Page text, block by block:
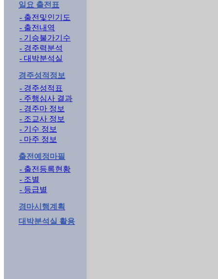
일요 출전표
- 출전및인기도
- 출전내역
- 기승불가기수
- 경주력분석
- 대박분석실
경주성적정보
- 경주성적표
- 주행심사 결과
- 경주마 정보
- 조교사 정보
- 기수 정보
- 마주 정보
출전예정마필
- 출전등록현황
- 조별
- 등급별
경마시행계획
대박분석실 활용